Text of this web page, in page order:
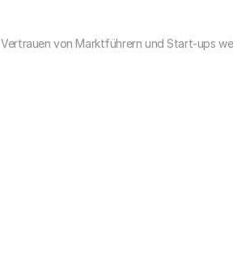
Vertrauen von Marktführern und Start-ups